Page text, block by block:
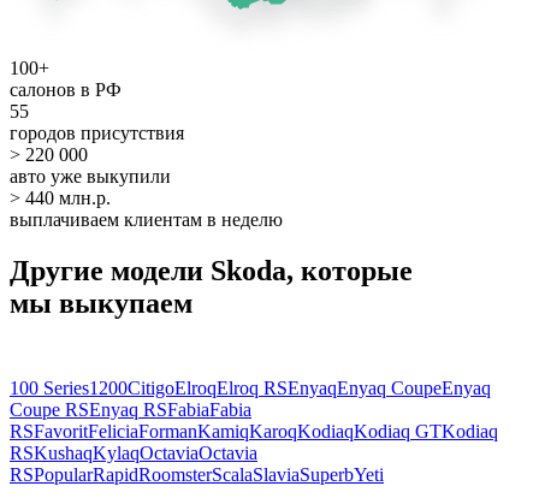
100+
салонов в РФ
55
городов присутствия
> 220 000
авто уже выкупили
> 440 млн.р.
выплачиваем клиентам в неделю
Другие модели Skoda, которые
мы выкупаем
100 Series1200CitigoElroqElroq RSEnyaqEnyaq CoupeEnyaq
Coupe RSEnyaq RSFabiaFabia
RSFavoritFeliciaFormanKamiqKaroqKodiaqKodiaq GTKodiaq
RSKushaqKylaqOctaviaOctavia
RSPopularRapidRoomsterScalaSlaviaSuperbYeti